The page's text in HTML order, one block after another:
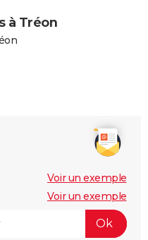
à Tréon
Voir un exemple
Voir un exemple